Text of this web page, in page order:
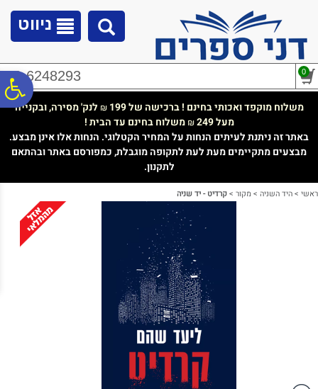
נגישות
ניווט
02-6248293 0
משלוח מוקפד ואכותי בחינם ! ברכישה של 199 ₪ לנק' מסירה, ובקנייה
מעל 249
₪משלוח בחינם עד הבית !
באתר זה ניתנת לעיתים הנחות על המחיר הקטלוגי. הנחות אלו אינן מבצע.
מבצעים מתקיימים מעת לעת לתקופה מוגבלת, כמפורסם באתר ובהתאם
לתקנון.
ראשי >היד השניה >מקור >קרדיט - יד שניה